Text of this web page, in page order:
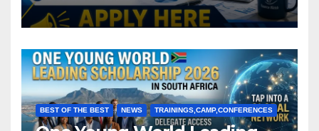
BEST OF THE BEST NEWS TRAININGS,CAMP,CONFERENCES